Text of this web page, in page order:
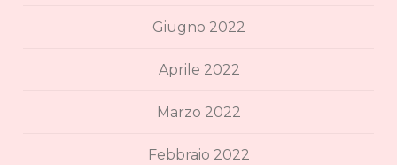
Giugno 2022
Aprile 2022
Marzo 2022
Febbraio 2022